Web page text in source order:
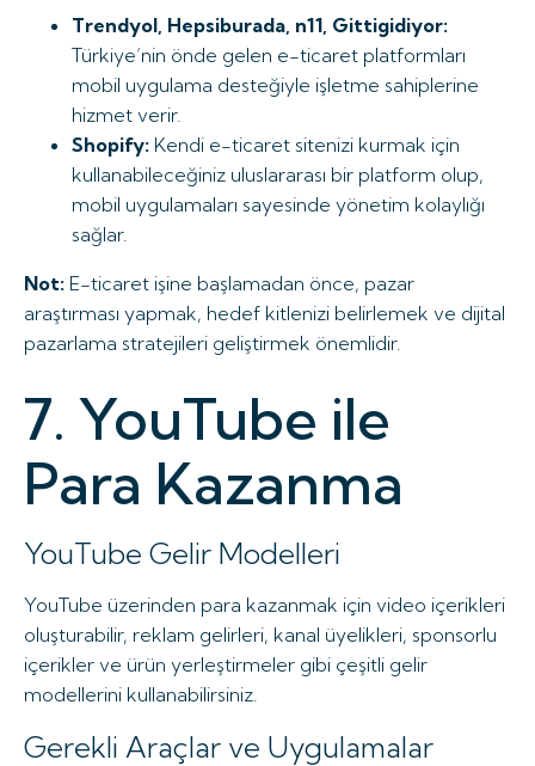
Trendyol, Hepsiburada, n11, Gittigidiyor:
Türkiye’nin önde gelen e-ticaret platformları
mobil uygulama desteğiyle işletme sahiplerine
hizmet verir.
Shopify: Kendi e-ticaret sitenizi kurmak için
kullanabileceğiniz uluslararası bir platform olup,
mobil uygulamaları sayesinde yönetim kolaylığı
sağlar.
Not: E-ticaret işine başlamadan önce, pazar
araştırması yapmak, hedef kitlenizi belirlemek ve dijital
pazarlama stratejileri geliştirmek önemlidir.
7. YouTube ile
Para Kazanma
YouTube Gelir Modelleri
YouTube üzerinden para kazanmak için video içerikleri
oluşturabilir, reklam gelirleri, kanal üyelikleri, sponsorlu
içerikler ve ürün yerleştirmeler gibi çeşitli gelir
modellerini kullanabilirsiniz.
Gerekli Araçlar ve Uygulamalar